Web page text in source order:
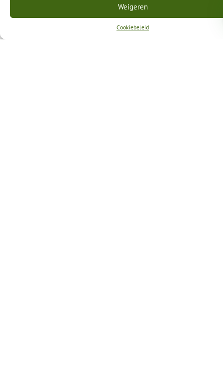
Weigeren
Cookiebeleid